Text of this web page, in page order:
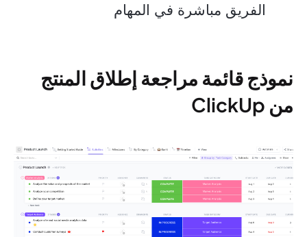
الفريق مباشرة في المهام
نموذج قائمة مراجعة إطلاق المنتج
من ClickUp